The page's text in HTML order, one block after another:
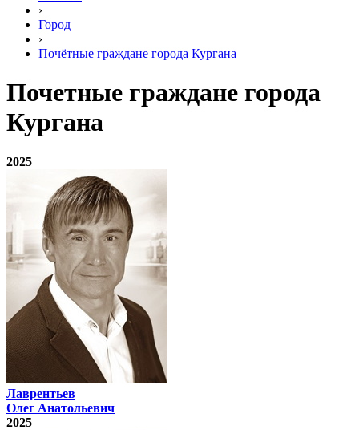
›
Город
›
Почётные граждане города Кургана
Почетные граждане города
Кургана
2025
Лаврентьев
Олег Анатольевич
2025